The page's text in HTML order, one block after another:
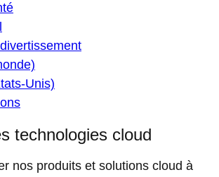
Unis)
technologies cloud
nos produits et solutions cloud à